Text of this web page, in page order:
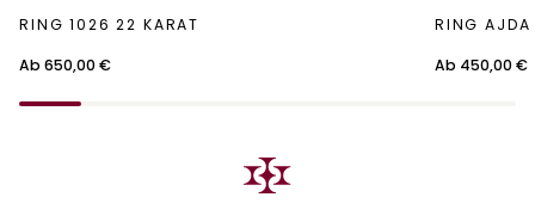
Ring
1026
22
Karat
RING 1026 22 KARAT
Ab 650,00 €
Ring
Ajda
22
Karat
RING
Ab 450,00 €